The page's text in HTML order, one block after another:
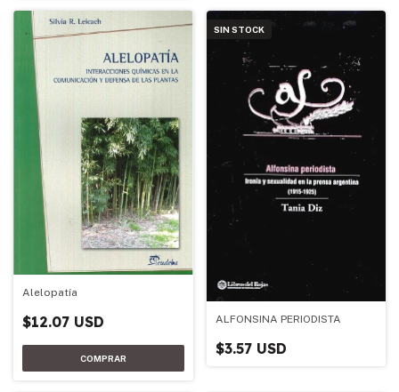
Alelopatía
$12.07 USD
SIN STOCK
ALFONSINA PERIODISTA
$3.57 USD